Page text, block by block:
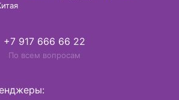
+7 917 666 66 22
По всем вопросам